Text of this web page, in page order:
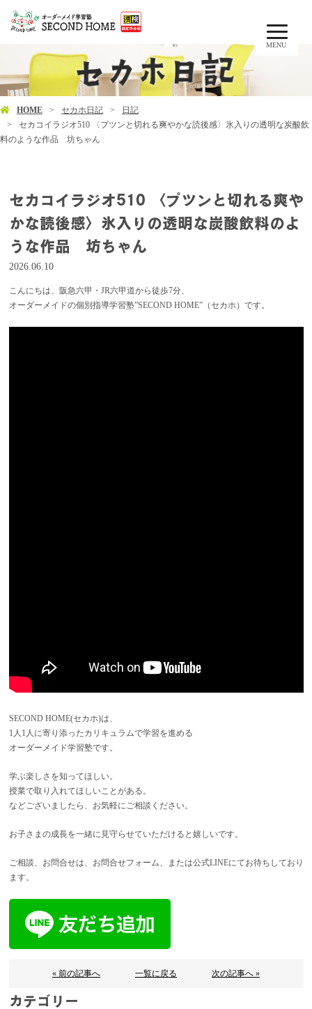
MENU
HOME セカホ日記
日記
セカコイラジオ510 〈プツンと切れる爽やかな読後感〉氷入りの透明な炭酸飲
料のような作品 坊ちゃん
セカコイラジオ510 〈プツンと切れる爽や
かな読後感〉氷入りの透明な炭酸飲料のよ
うな作品 坊ちゃん
2026.06.10
こんにちは、阪急六甲・JR六甲道から徒歩7分、
オーダーメイドの個別指導学習塾”SECOND HOME”（セカホ）です。
SECOND HOME(セカホ)は、
1人1人に寄り添ったカリキュラムで学習を進める
オーダーメイド学習塾です。
学ぶ楽しさを知ってほしい。
授業で取り入れてほしいことがある。
などございましたら、お気軽にご相談ください。
お子さまの成長を一緒に見守らせていただけると嬉しいです。
ご相談、お問合せは、お問合せフォーム、または公式LINEにてお待ちしており
ます。
« 前の記事へ 一覧に戻る 次の記事へ »
カテゴリー